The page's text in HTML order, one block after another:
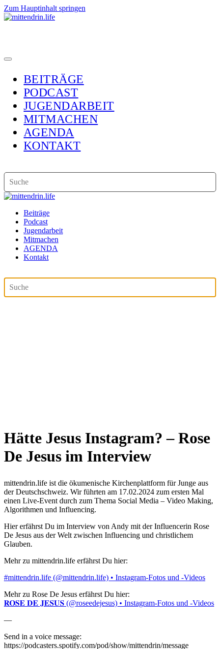
Zum Hauptinhalt springen
BEITRÄGE
PODCAST
JUGENDARBEIT
MITMACHEN
AGENDA
KONTAKT
Beiträge
Podcast
Jugendarbeit
Mitmachen
AGENDA
Kontakt
Hätte Jesus Instagram? – Rose
De Jesus im Interview
mittendrin.life ist die ökumenische Kirchenplattform für Junge aus
der Deutschschweiz. Wir führten am 17.02.2024 zum ersten Mal
einen Live-Event durch zum Thema Social Media – Video Making,
Algorithmen und Influencing.
Hier erfährst Du im Interview von Andy mit der Influencerin Rose
De Jesus aus der Welt zwischen Influencing und christlichem
Glauben.
Mehr zu mittendrin.life erfährst Du hier:
⁠#mittendrin.life (@mittendrin.life) • Instagram-Fotos und -Videos
Mehr zu Rose De Jesus erfährst Du hier:
𝐑𝐎𝐒𝐄 𝐃𝐄 𝐉𝐄𝐒𝐔𝐒 (@roseedejesus) • Instagram-Fotos und -Videos
—
Send in a voice message:
https://podcasters.spotify.com/pod/show/mittendrin/message